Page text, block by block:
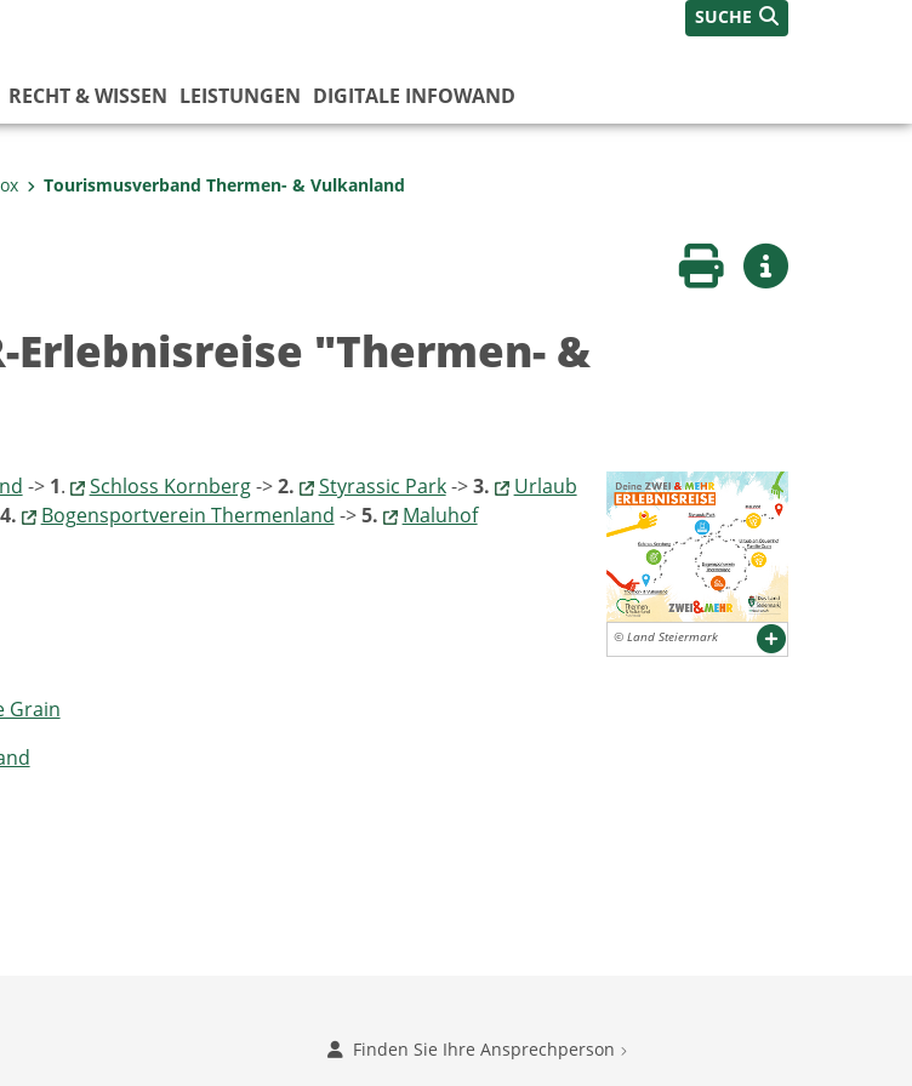
SUCHE
RECHT & WISSEN LEISTUNGEN DIGITALE INFOWAND
Tourismusverband Thermen- & Vulkanland
Seite druckenWeitere Infos
Erlebnisreise "Thermen- &
© Land Steiermark
-> 1. Schloss Kornberg->2. Styrassic Park->3.
Urlaub
4. Bogensportverein Thermenland ->5.
Maluhof
Grain
Finden Sie Ihre Ansprechperson